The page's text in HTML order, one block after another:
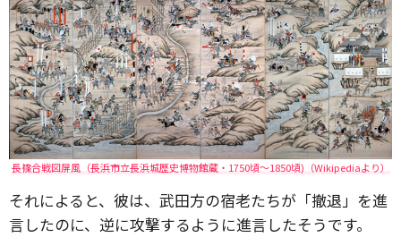
長篠合戦図屏風（長浜市立長浜城歴史博物館蔵・1750頃～1850頃)（Wikipediaより）
それによると、彼は、武田方の宿老たちが「撤退」を進
言したのに、逆に攻撃するように進言したそうです。